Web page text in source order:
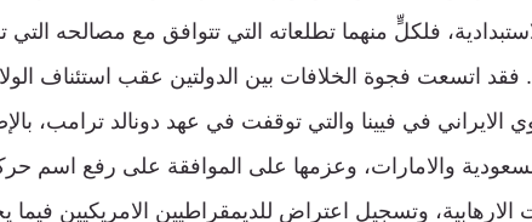
فلكلٍّ منهما تطلعاته التي تتوافق مع مصالحه
فقد اتسعت فجوة الخلافات بين الدولتين عقب استئناف
الايراني في فيينا والتي توقفت في عهد دونالد ترامب،
والامارات، وعزمها على الموافقة على رفع اسم
الارهابية، وتسجيل اعتراض للديمقراطيين الامريكيين